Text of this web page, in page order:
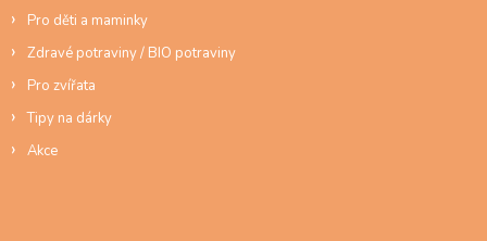
Pro děti a maminky
Zdravé potraviny / BIO potraviny
Pro zvířata
Tipy na dárky
Akce